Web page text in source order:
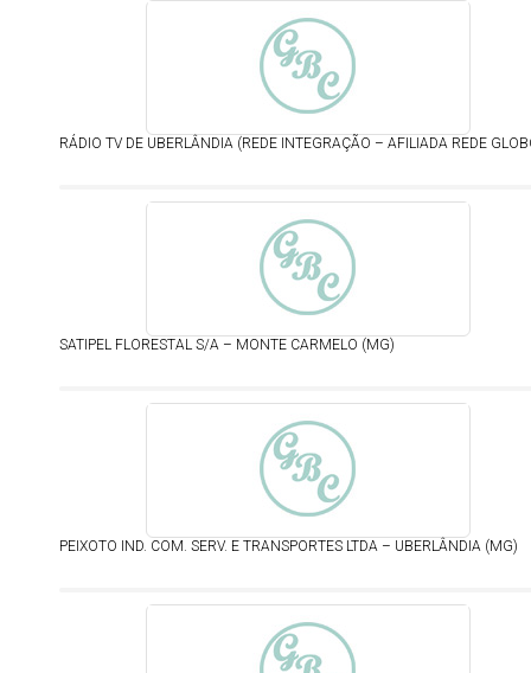
RÁDIO TV DE UBERLÂNDIA (REDE INTEGRAÇÃO – AFILIADA REDE
SATIPEL FLORESTAL S/A – MONTE CARMELO (MG)
PEIXOTO IND. COM. SERV. E TRANSPORTES LTDA – UBERLÂNDIA (MG)